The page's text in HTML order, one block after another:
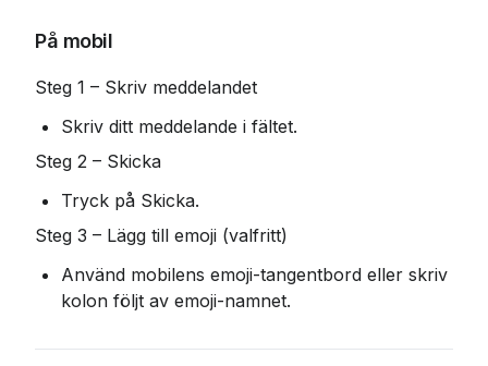
På mobil
Steg 1 – Skriv meddelandet
Skriv ditt meddelande i fältet.
Steg 2 – Skicka
Tryck på Skicka.
Steg 3 – Lägg till emoji (valfritt)
Använd mobilens emoji-tangentbord eller skriv
kolon följt av emoji-namnet.